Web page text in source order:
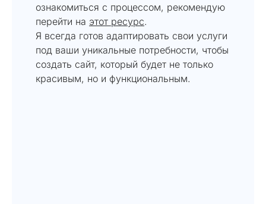
ознакомиться с процессом, рекомендую
перейти на этот ресурс.
Я всегда готов адаптировать свои услуги
под ваши уникальные потребности, чтобы
создать сайт, который будет не только
красивым, но и функциональным.